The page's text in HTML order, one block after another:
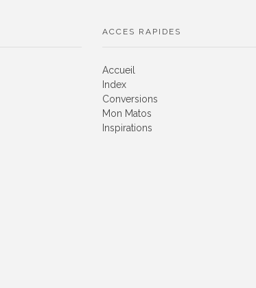
ACCES RAPIDES
Accueil
Index
Conversions
Mon Matos
Inspirations